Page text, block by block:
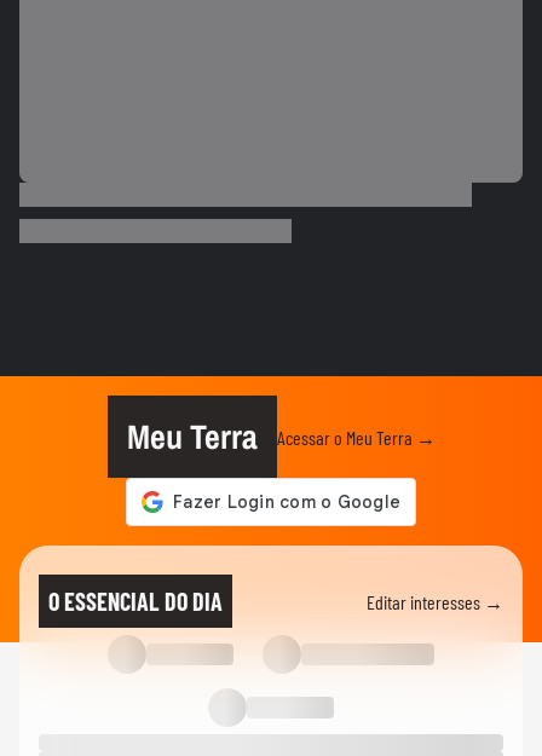
Trump”, diz jornalista nos EUA
Brasileiros esperam melhorias com Trump
no poder e não temem...
Kamala Harris faz primeiro discurso após
derrota e diz que é...
Trump aparece dançando ao som de
Village People após discurso da...
Meu Terra Acessar o Meu Terra →
O ESSENCIAL DO DIA Editar interesses →